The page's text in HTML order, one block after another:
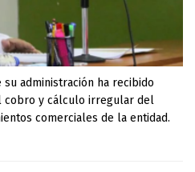
administración ha recibido
cobro y cálculo irregular del
comerciales de la entidad.